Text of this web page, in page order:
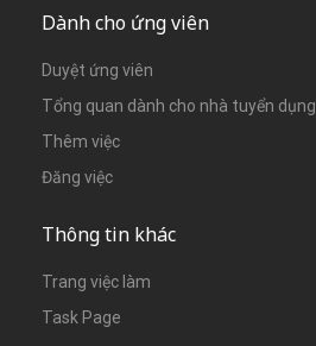
Dành cho ứng viên
Duyệt ứng viên
Tổng quan dành cho nhà tuyển dụng
Thêm việc
Đăng việc
Thông tin khác
Trang việc làm
Task Page